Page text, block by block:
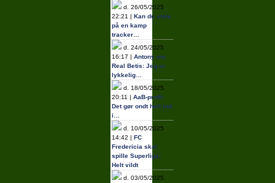
d. 26/05/2025
22:21 | Kan du stole
på en kamp
tracker…
d. 24/05/2025
16:17 | Antony om
Real Betis: Jeg er
lykkelig…
d. 18/05/2025
20:11 | AaB-profil:
Det gør ondt helt ind
i…
d. 10/05/2025
14:42 | FC
Fredericia skal
spille Superliga:
Helt vildt
d. 03/05/2025